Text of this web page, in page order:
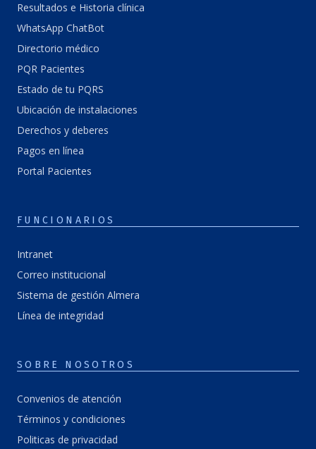
Resultados e Historia clínica
WhatsApp ChatBot
Directorio médico
PQR Pacientes
Estado de tu PQRS
Ubicación de instalaciones
Derechos y deberes
Pagos en línea
Portal Pacientes
FUNCIONARIOS
Intranet
Correo institucional
Sistema de gestión Almera
Línea de integridad
SOBRE NOSOTROS
Convenios de atención
Términos y condiciones
Politicas de privacidad